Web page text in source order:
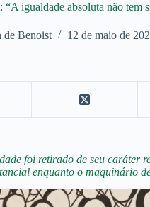
“A igualdade absoluta não tem
de Benoist 12 de maio de
foi retirado de seu caráter
enquanto o maquinário